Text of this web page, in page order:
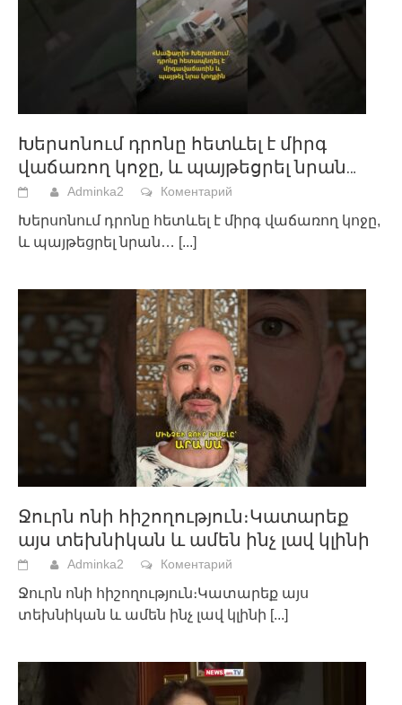
Խերսոնում դրոնը հետևել է միրգ
վաճառող կոջը, և պայթեցրել նրան…
Adminka2 Коментарий
Խերսոնում դրոնը հետևել է միրգ վաճառող կոջը,
և պայթեցրել նրան… [...]
Ջուրն ոնի հիշողություն։Կատարեք
այս տեխնիկան և ամեն ինչ լավ կլինի
Adminka2 Коментарий
Ջուրն ոնի հիշողություն։Կատարեք այս
տեխնիկան և ամեն ինչ լավ կլինի [...]